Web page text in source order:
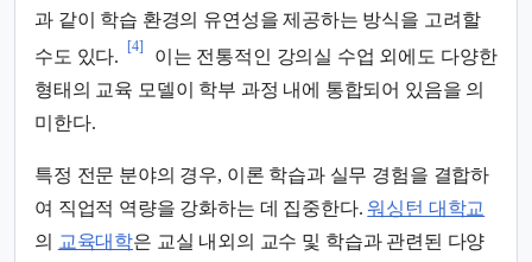
과 같이 학습 환경의 유연성을 제공하는 방식을 고려할
수도 있다.
[4]
이는 전통적인 강의실 수업 외에도 다양한
형태의 교육 모델이 학부 과정 내에 통합되어 있음을 의
미한다.
특정 전문 분야의 경우, 이론 학습과 실무 경험을 결합하
여 직업적 역량을 강화하는 데 집중한다.워싱턴 대학교
의 교육대학은 교실 내외의 교수 및 학습과 관련된 다양